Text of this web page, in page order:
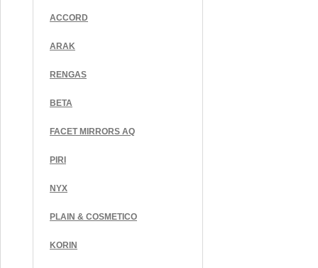
ACCORD
ARAK
RENGAS
BETA
FACET MIRRORS AQ
PIRI
NYX
PLAIN & COSMETICO
KORIN